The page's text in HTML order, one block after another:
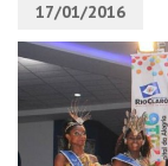
17/01/2016